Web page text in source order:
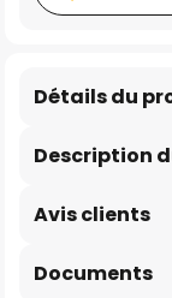
Description
Détails du
Avis clients
Documents